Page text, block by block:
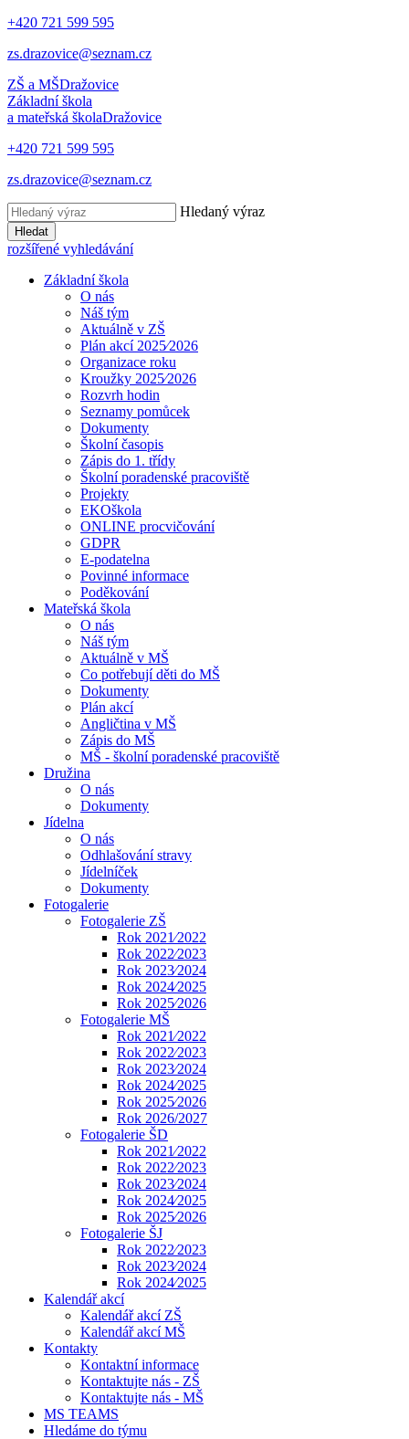
+420 721 599 595
zs.drazovice@seznam.cz
ZŠ a MŠDražovice
Základní škola
a mateřská školaDražovice
+420 721 599 595
zs.drazovice@seznam.cz
Hledaný výraz
Hledat
rozšířené vyhledávání
Základní škola
O nás
Náš tým
Aktuálně v ZŠ
Plán akcí 2025⁄2026
Organizace roku
Kroužky 2025⁄2026
Rozvrh hodin
Seznamy pomůcek
Dokumenty
Školní časopis
Zápis do 1. třídy
Školní poradenské pracoviště
Projekty
EKOškola
ONLINE procvičování
GDPR
E-podatelna
Povinné informace
Poděkování
Mateřská škola
O nás
Náš tým
Aktuálně v MŠ
Co potřebují děti do MŠ
Dokumenty
Plán akcí
Angličtina v MŠ
Zápis do MŠ
MŠ - školní poradenské pracoviště
Družina
O nás
Dokumenty
Jídelna
O nás
Odhlašování stravy
Jídelníček
Dokumenty
Fotogalerie
Fotogalerie ZŠ
Rok 2021⁄2022
Rok 2022⁄2023
Rok 2023⁄2024
Rok 2024⁄2025
Rok 2025⁄2026
Fotogalerie MŠ
Rok 2021⁄2022
Rok 2022⁄2023
Rok 2023⁄2024
Rok 2024⁄2025
Rok 2025⁄2026
Rok 2026/2027
Fotogalerie ŠD
Rok 2021⁄2022
Rok 2022⁄2023
Rok 2023⁄2024
Rok 2024⁄2025
Rok 2025⁄2026
Fotogalerie ŠJ
Rok 2022⁄2023
Rok 2023⁄2024
Rok 2024⁄2025
Kalendář akcí
Kalendář akcí ZŠ
Kalendář akcí MŠ
Kontakty
Kontaktní informace
Kontaktujte nás - ZŠ
Kontaktujte nás - MŠ
MS TEAMS
Hledáme do týmu